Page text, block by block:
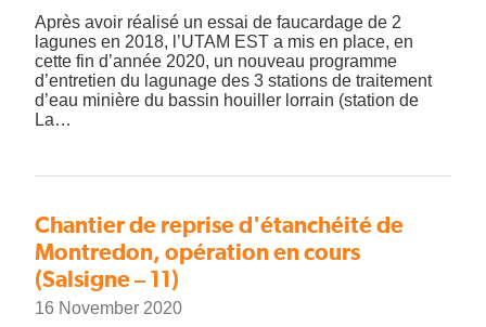
Après avoir réalisé un essai de faucardage de 2
lagunes en 2018, l’UTAM EST a mis en place, en
cette fin d’année 2020, un nouveau programme
d’entretien du lagunage des 3 stations de traitement
d’eau minière du bassin houiller lorrain (station de
La…
Chantier de reprise d'étanchéité de
Montredon, opération en cours
(Salsigne – 11)
16 November 2020